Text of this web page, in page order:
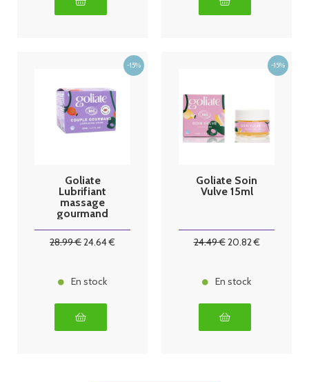
Goliate
Lubrifiant
massage
gourmand
28.99€24.64€
En stock
Goliate Soin
Vulve 15ml
24.49€20.82€
En stock